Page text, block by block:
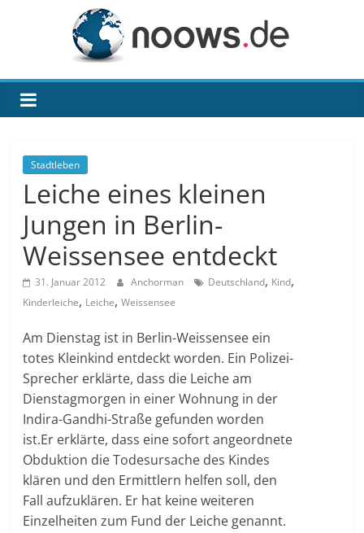
noows.de
Stadtleben
Leiche eines kleinen
Jungen in Berlin-
Weissensee entdeckt
31. Januar 2012 Anchorman Deutschland, Kind,
Kinderleiche, Leiche,Weissensee
Am Dienstag ist in Berlin-Weissensee ein
totes Kleinkind entdeckt worden. Ein Polizei-
Sprecher erklärte, dass die Leiche am
Dienstagmorgen in einer Wohnung in der
Indira-Gandhi-Straße gefunden worden
ist.Er erklärte, dass eine sofort angeordnete
Obduktion die Todesursache des Kindes
klären und den Ermittlern helfen soll, den
Fall aufzuklären. Er hat keine weiteren
Einzelheiten zum Fund der Leiche genannt.